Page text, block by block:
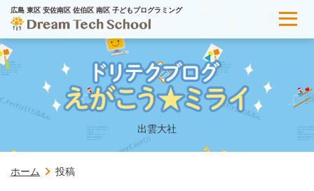
広島 東区 安佐南区 佐伯区 南区 子どもプログラミング
出雲大社
ホーム 投稿